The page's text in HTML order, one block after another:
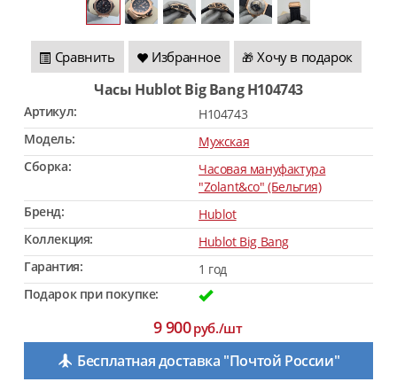
Сравнить Избранное 🎁 Хочу в подарок
Часы Hublot Big Bang H104743
Артикул:
H104743
Модель:
Мужская
Сборка:
Часовая мануфактура
"Zolant&co" (Бельгия)
Бренд:
Hublot
Коллекция:
Hublot Big Bang
Гарантия:
1 год
Подарок при покупке:
9 900руб./шт
Бесплатная доставка "Почтой России"